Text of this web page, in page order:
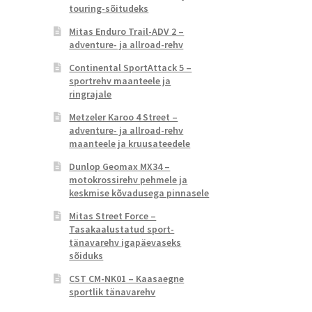
touring-sõitudeks
Mitas Enduro Trail-ADV 2 –
adventure- ja allroad-rehv
Continental SportAttack 5 –
sportrehv maanteele ja
ringrajale
Metzeler Karoo 4 Street –
adventure- ja allroad-rehv
maanteele ja kruusateedele
Dunlop Geomax MX34 –
motokrossirehv pehmele ja
keskmise kõvadusega pinnasele
Mitas Street Force –
Tasakaalustatud sport-
tänavarehv igapäevaseks
sõiduks
CST CM-NK01 – Kaasaegne
sportlik tänavarehv